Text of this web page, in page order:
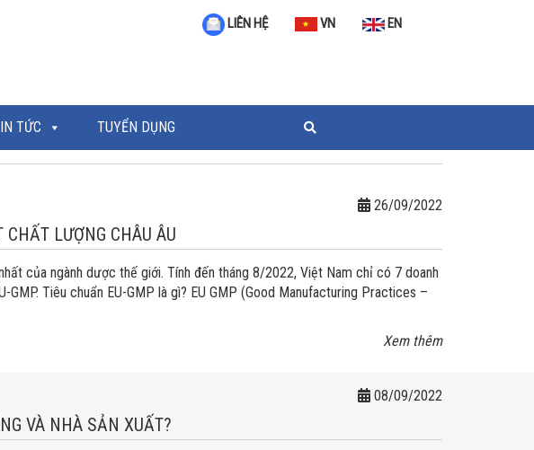
LIÊN HỆ VN EN
TỨC TUYỂN DỤNG
26/09/2022
LƯỢNG CHÂU ÂU
của ngành dược thế giới. Tính đến tháng 8/2022, Việt Nam chỉ có 7 doanh
Tiêu chuẩn EU-GMP là gì? EU GMP (Good Manufacturing Practices –
Xem thêm
08/09/2022
VÀ NHÀ SẢN XUẤT?